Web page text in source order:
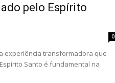
pelo Espírito
0
experiência transformadora que
Santo é fundamental na